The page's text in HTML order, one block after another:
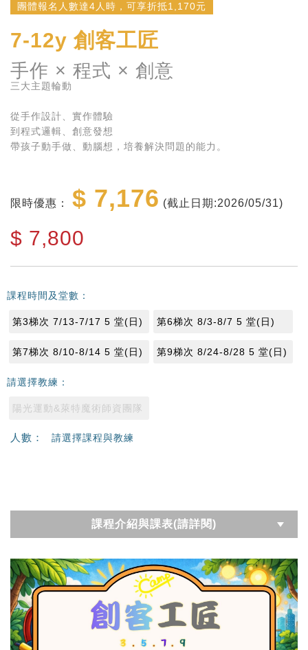
團體報名人數達4人時，可享折抵1,170元
7-12y 創客工匠
手作 × 程式 × 創意
三大主題輪動
從手作設計、實作體驗
到程式邏輯、創意發想
帶孩子動手做、動腦想，培養解決問題的能力。
限時優惠： $ 7,176 (截止日期:2026/05/31)
$ 7,800
課程時間及堂數：
第3梯次 7/13-7/17 5 堂(日) 第6梯次 8/3-8/7 5 堂(日)
第7梯次 8/10-8/14 5 堂(日) 第9梯次 8/24-8/28 5 堂(日)
請選擇教練：
陽光運動&萊特魔術師資團隊
人數： 請選擇課程與教練
課程介紹與課表(請詳閱)